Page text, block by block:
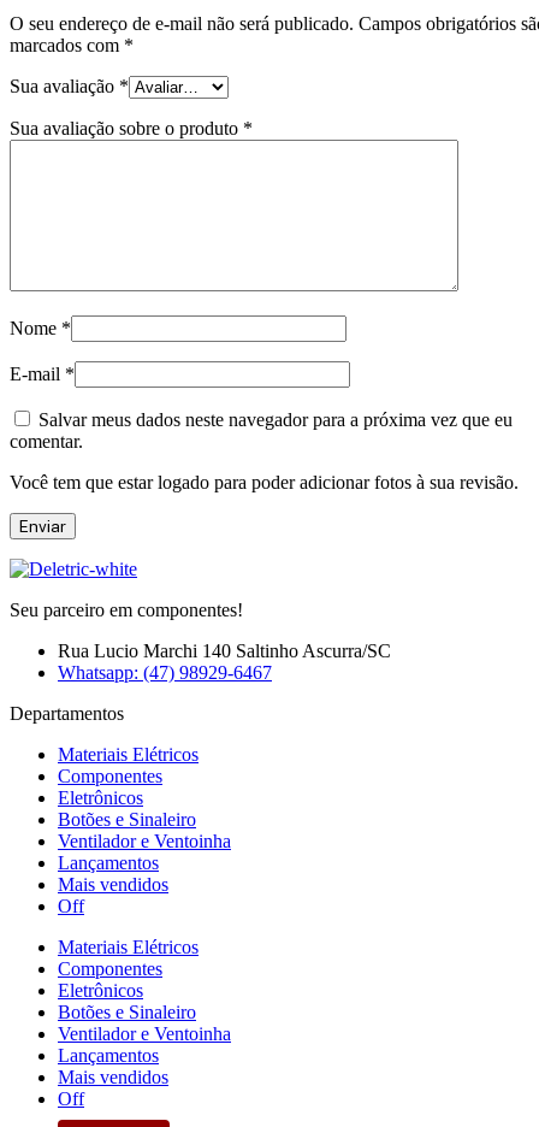
O seu endereço de e-mail não será publicado. Campos obrigatórios
marcados com *
Sua avaliação *
Sua avaliação sobre o produto *
Nome *
E-mail *
Salvar meus dados neste navegador para a próxima vez que eu
comentar.
Você tem que estar logado para poder adicionar fotos à sua revisão.
Seu parceiro em componentes!
Rua Lucio Marchi 140 Saltinho Ascurra/SC
Whatsapp: (47) 98929-6467
Departamentos
Materiais Elétricos
Componentes
Eletrônicos
Botões e Sinaleiro
Ventilador e Ventoinha
Lançamentos
Mais vendidos
Off
Materiais Elétricos
Componentes
Eletrônicos
Botões e Sinaleiro
Ventilador e Ventoinha
Lançamentos
Mais vendidos
Off